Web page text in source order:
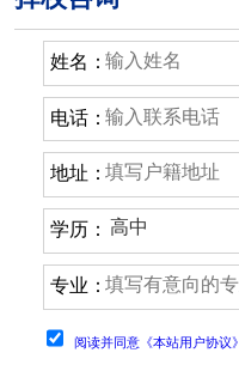
姓名：
电话：
地址：
学历：
专业：
阅读并同意《本站用户协议》